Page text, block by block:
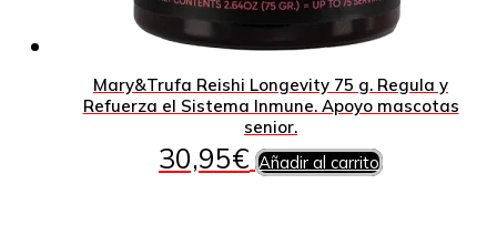
Mary&Trufa Reishi Longevity 75 g. Regula y
Refuerza el Sistema Inmune. Apoyo mascotas
senior.
30,95€ Añadir al carrito